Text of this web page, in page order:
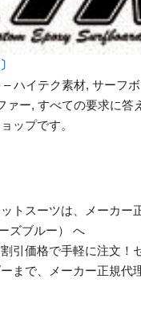
ハイテク素材, サーフ
ァー, すべての要求に答
ップです。
トスーツは、メーカー
ズブルー） へ
引価格で手軽に注文！
まで、メーカー正規代